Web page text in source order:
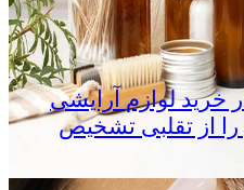
خرید لوازم آرایشی
از تقلبی تشخیص